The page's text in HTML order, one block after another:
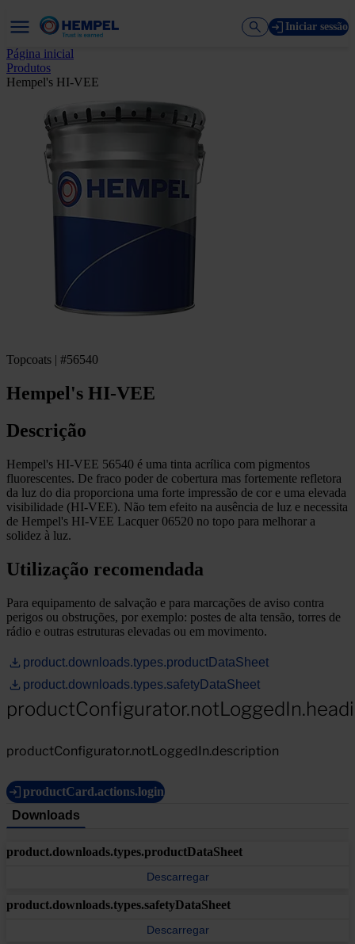
Iniciar sessão
Página inicial
Produtos
Hempel's HI-VEE
Topcoats | #56540
Hempel's HI-VEE
Descrição
Hempel's HI-VEE 56540 é uma tinta acrílica com pigmentos
fluorescentes. De fraco poder de cobertura mas fortemente refletora
da luz do dia proporciona uma forte impressão de cor e uma elevada
visibilidade (HI-VEE). Não tem efeito na ausência de luz e necessita
de Hempel's HI-VEE Lacquer 06520 no topo para melhorar a
solidez à luz.
Utilização recomendada
Para equipamento de salvação e para marcações de aviso contra
perigos ou obstruções, por exemplo: postes de alta tensão, torres de
rádio e outras estruturas elevadas ou em movimento.
product.downloads.types.productDataSheet
product.downloads.types.safetyDataSheet
productConfigurator.notLoggedIn.description
productCard.actions.login
Downloads
product.downloads.types.productDataSheet
Descarregar
product.downloads.types.safetyDataSheet
Descarregar